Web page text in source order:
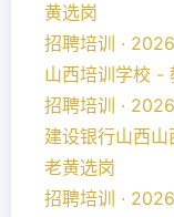
黄选岗
招聘培训 ·
山西培训学校 -
招聘培训 ·
建设银行山西
老黄选岗
招聘培训 ·